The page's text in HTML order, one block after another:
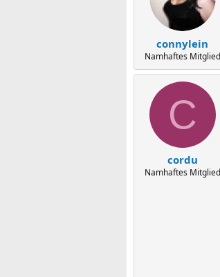
connylein
Namhaftes Mitglied
C
cordu
Namhaftes Mitglied